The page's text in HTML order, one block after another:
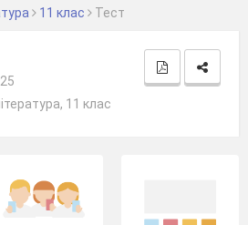
11 клас Тест
11 клас